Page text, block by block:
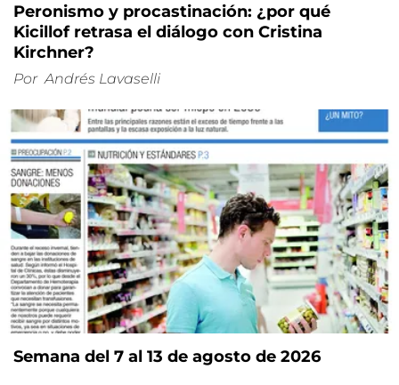
Peronismo y procastinación: ¿por qué
Kicillof retrasa el diálogo con Cristina
Kirchner?
Por Andrés Lavaselli
Semana del 7 al 13 de agosto de 2026